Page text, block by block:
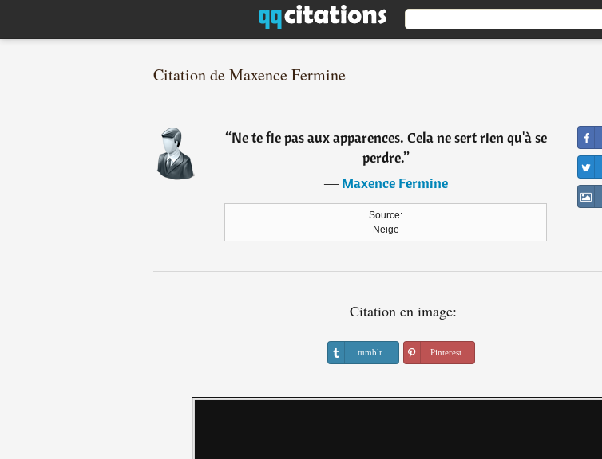
Citation de Maxence Fermine
“Ne te fie pas aux apparences. Cela ne sert rien qu'à se
perdre.”
―Maxence Fermine
Source:
Neige
Citation en image:
tumblr Pinterest